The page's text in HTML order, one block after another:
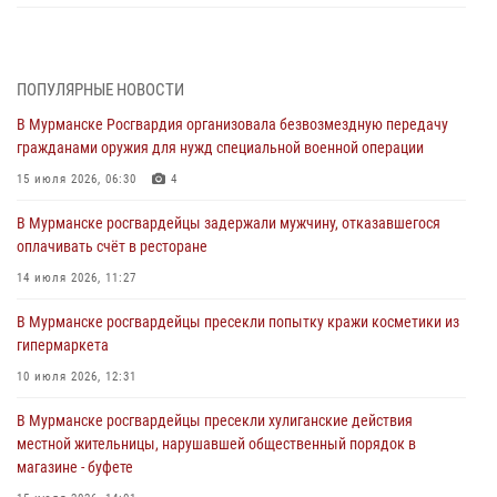
03 августа 2026, 12:23 4
Сотрудники вневедомственной охраны Росгвардии пресекли
хулиганские действия дебошира на автозаправочной станции
города Кандалакши
Сотрудники Росгвардии провели инструктаж по
антитеррористической защищенности для членов избирательных
31 июля 2026, 08:48 3
Сотрудники Росгвардии задержали мужчину, не оплатившего счет в
30 июля 2026, 14:09
В Управлении Росгвардии по Мурманской области прошло пожарно-
ПОПУЛЯРНЫЕ НОВОСТИ
В Мурманске Росгвардия организовала безвозмездную передачу
гражданами оружия для нужд специальной военной операции
15 июля 2026, 06:30 4
В Мурманске росгвардейцы задержали мужчину, отказавшегося
оплачивать счёт в ресторане
14 июля 2026, 11:27
В Мурманске росгвардейцы пресекли попытку кражи косметики из
гипермаркета
10 июля 2026, 12:31
В Мурманске росгвардейцы пресекли хулиганские действия
местной жительницы, нарушавшей общественный порядок в
магазине - буфете